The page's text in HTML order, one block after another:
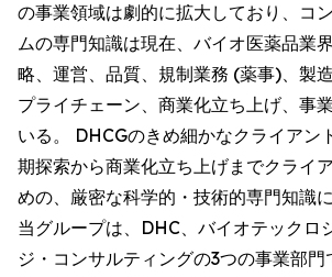
の事業領域は劇的に拡大しており、コ
ムの専門知識は現在、バイオ医薬品業
略、運営、品質、規制業務 (薬事)、製
プライチェーン、商業化立ち上げ、事
いる。 DHCGのきめ細かなクライアン
期探索から商業化立ち上げまでクライ
めの、厳密な科学的・技術的専門知識
当グループは、DHC、バイオテックロ
ジ・コンサルティングの3つの事業部門